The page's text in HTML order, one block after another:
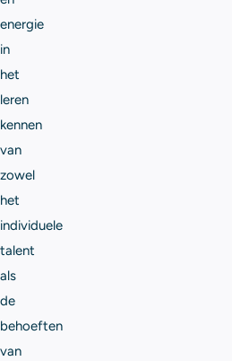
energie
in
het
leren
kennen
van
zowel
het
individuele
talent
als
de
behoeften
van